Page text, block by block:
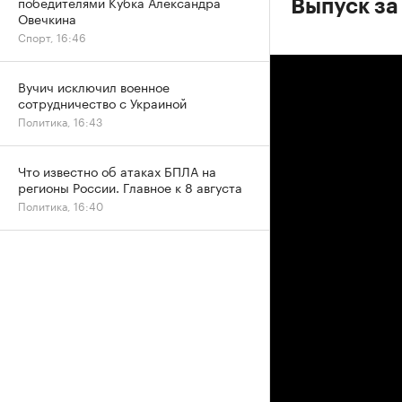
Выпуск
Овечкина
Спорт, 16:46
Вучич исключил военное
сотрудничество с Украиной
Политика, 16:43
Что известно об атаках БПЛА на
регионы России. Главное к 8 августа
Политика, 16:40